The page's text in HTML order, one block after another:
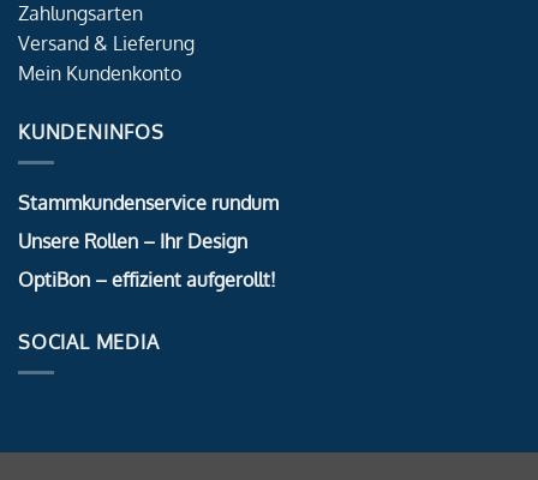
Zahlungsarten
Versand & Lieferung
Mein Kundenkonto
KUNDENINFOS
Stammkundenservice rundum
Unsere Rollen – Ihr Design
OptiBon – effizient aufgerollt!
SOCIAL MEDIA